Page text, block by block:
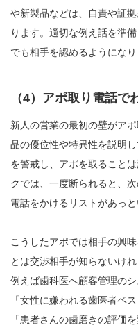
や新製品などは、自責や証
ります。適切な例え話を準
でも相手を認めるようになり
（4）アポ取り電話で
新人の営業の最初の壁がア
品の優位性や特異性を説明
を警戒し、アポを取ること
クでは、一度断られると、
電話をかけるリストがあっ
こうしたアポでは相手の興
とは交渉相手が知らないけ
例えば歯科医へ顧客管理のシ
「女性に嫌われる歯医者ベ
「患者さんの歯磨きの評価